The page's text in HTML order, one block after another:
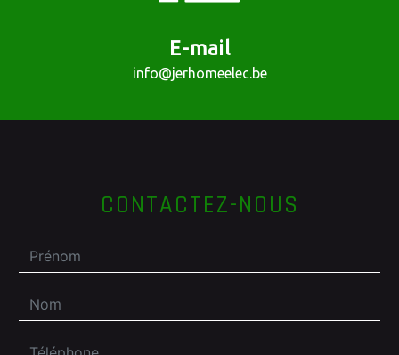
E-mail
info@jerhomeelec.be
CONTACTEZ-NOUS